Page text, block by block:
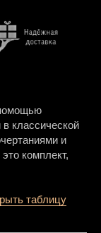
классической
и
комплект,
таблицу